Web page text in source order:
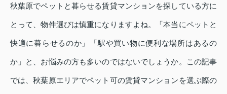
秋葉原でペットと暮らせる賃貸マンションを探している方に
とって、物件選びは慎重になりますよね。「本当にペットと
快適に暮らせるのか」「駅や買い物に便利な場所はあるの
か」と、お悩みの方も多いのではないでしょうか。この記事
では、秋葉原エリアでペット可の賃貸マンションを選ぶ際の